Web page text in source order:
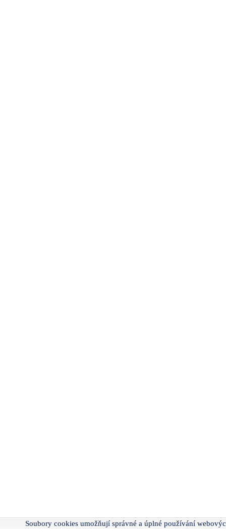
Soubory cookies umožňují správné a úplné používání